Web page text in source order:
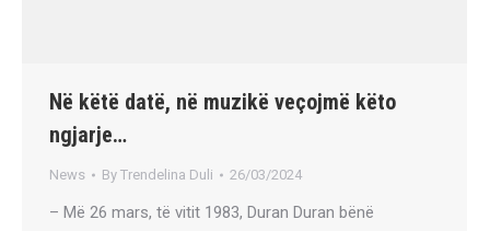
Në këtë datë, në muzikë veçojmë këto
ngjarje…
News By Trendelina Duli 26/03/2024
– Më 26 mars, të vitit 1983, Duran Duran bënë